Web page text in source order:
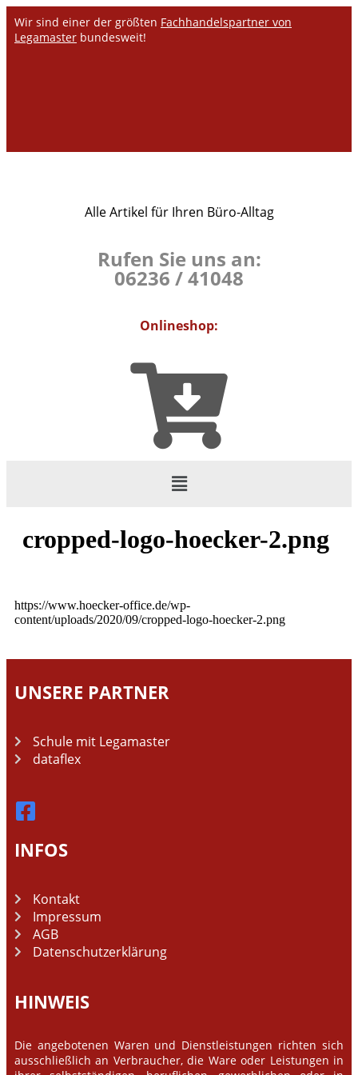
Wir sind einer der größten Fachhandelspartner von
Legamaster bundesweit!
Alle Artikel für Ihren Büro-Alltag
Rufen Sie uns an:
06236 / 41048
Onlineshop:
cropped-logo-hoecker-2.png
https://www.hoecker-office.de/wp-
content/uploads/2020/09/cropped-logo-hoecker-2.png
UNSERE PARTNER
Schule mit Legamaster
dataflex
INFOS
Kontakt
Impressum
AGB
Datenschutzerklärung
HINWEIS
Die angebotenen Waren und Dienstleistungen richten sich
ausschließlich an Verbraucher, die Ware oder Leistungen in